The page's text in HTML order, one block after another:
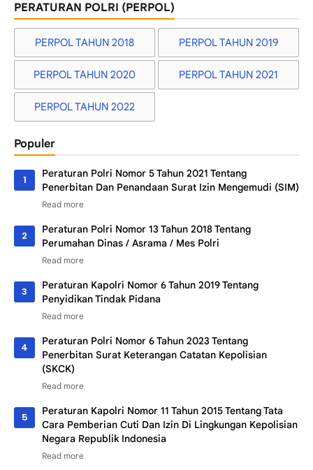
PERATURAN POLRI (PERPOL)
PERPOL TAHUN 2018 PERPOL TAHUN 2019
PERPOL TAHUN 2020 PERPOL TAHUN 2021
PERPOL TAHUN 2022
Populer
Peraturan Polri Nomor 5 Tahun 2021 Tentang
Penerbitan Dan Penandaan Surat Izin Mengemudi (SIM)
Peraturan Polri Nomor 13 Tahun 2018 Tentang
Perumahan Dinas / Asrama / Mes Polri
Peraturan Kapolri Nomor 6 Tahun 2019 Tentang
Penyidikan Tindak Pidana
Peraturan Polri Nomor 6 Tahun 2023 Tentang
Penerbitan Surat Keterangan Catatan Kepolisian
(SKCK)
Peraturan Kapolri Nomor 11 Tahun 2015 Tentang Tata
Cara Pemberian Cuti Dan Izin Di Lingkungan Kepolisian
Negara Republik Indonesia